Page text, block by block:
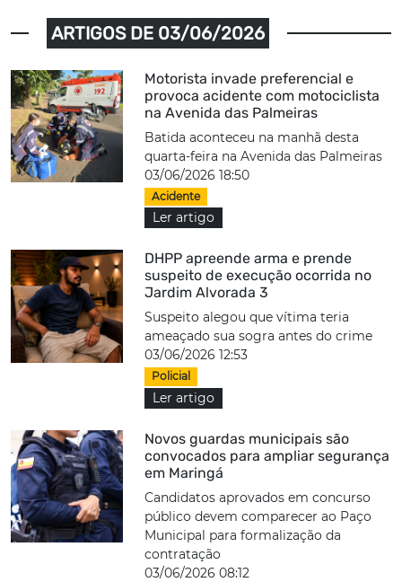
ARTIGOS DE 03/06/2026
Motorista invade preferencial e
provoca acidente com motociclista
na Avenida das Palmeiras
Batida aconteceu na manhã desta
quarta-feira na Avenida das Palmeiras
03/06/2026 18:50
Acidente
Ler artigo
DHPP apreende arma e prende
suspeito de execução ocorrida no
Jardim Alvorada 3
Suspeito alegou que vítima teria
ameaçado sua sogra antes do crime
03/06/2026 12:53
Policial
Ler artigo
Novos guardas municipais são
convocados para ampliar segurança
em Maringá
Candidatos aprovados em concurso
público devem comparecer ao Paço
Municipal para formalização da
contratação
03/06/2026 08:12